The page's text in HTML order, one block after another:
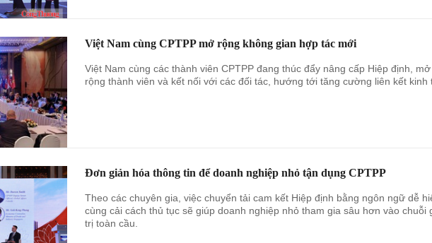
Việt Nam cùng CPTPP mở rộng không gian hợp tác mới
Việt Nam cùng các thành viên CPTPP đang thúc đẩy nâng cấp Hiệp định, mở
rộng thành viên và kết nối với các đối tác, hướng tới tăng cường liên kết kinh
Đơn giản hóa thông tin để doanh nghiệp nhỏ tận dụng CPTPP
Theo các chuyên gia, việc chuyển tải cam kết Hiệp định bằng ngôn ngữ dễ
cùng cải cách thủ tục sẽ giúp doanh nghiệp nhỏ tham gia sâu hơn vào chuỗi
trị toàn cầu.